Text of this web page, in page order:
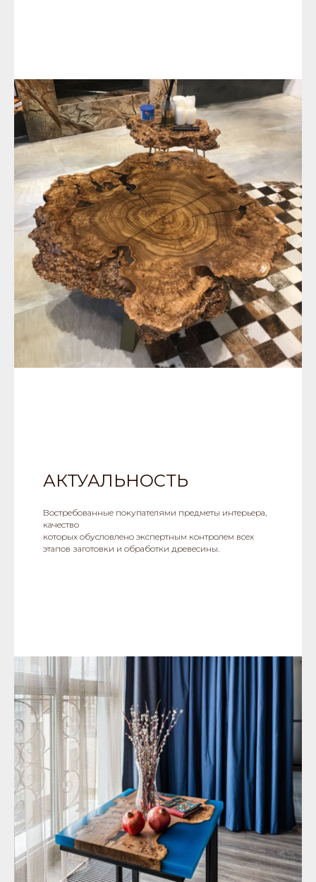
АКТУАЛЬНОСТЬ
Востребованные покупателями предметы интерьера,
качество
которых обусловлено экспертным контролем всех
этапов заготовки и обработки древесины.